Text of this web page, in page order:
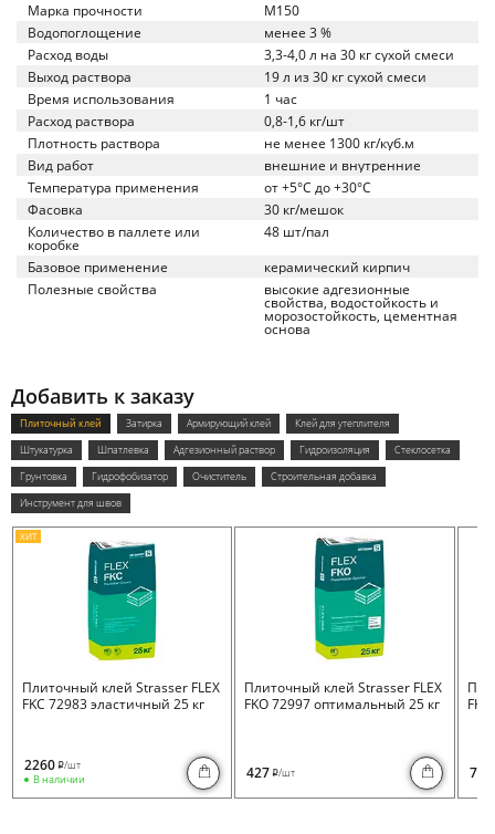
Марка прочности
M150
Водопоглощение
менее 3 %
Расход воды
3,3-4,0 л на 30 кг сухой смеси
Выход раствора
19 л из 30 кг сухой смеси
Время использования
1 час
Расход раствора
0,8-1,6 кг/шт
Плотность раствора
не менее 1300 кг/куб.м
Вид работ
внешние и внутренние
Температура применения
от +5°C до +30°C
Фасовка
30 кг/мешок
Количество в паллете или
коробке
48 шт/пал
Базовое применение
керамический кирпич
Полезные свойства
высокие адгезионные
свойства, водостойкость и
морозостойкость, цементная
основа
Добавить к заказу
Плиточный клей Затирка Армирующий клей
Клей для утеплителя
Штукатурка
Шпатлевка Адгезионный раствор Гидроизоляция
Стеклосетка
Грунтовка
Гидрофобизатор Очиститель
Строительная добавка
Инструмент для швов
ХИТ
Плиточный клей Strasser FLEX
FKC 72983 эластичный 25 кг
2260 i/шт
В наличии
Плиточный клей Strasser FLEX
FKO 72997 оптимальный 25 кг
427 i/шт 730